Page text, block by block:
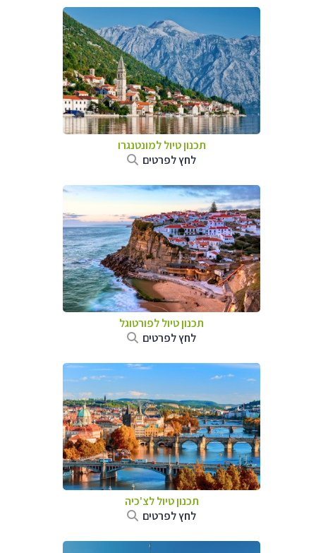
תכנון טיול למונטנגרו
לחץ לפרטים
תכנון טיול לפורטוגל
לחץ לפרטים
תכנון טיול לצ'כיה
לחץ לפרטים